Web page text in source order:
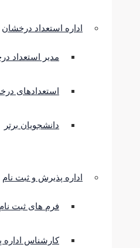
اداره استعداد درخشان
مدیر استعداد
استعدادهای
دانشجویان برتر
اداره پذیرش و ثبت نام
فرم های ثبت نام
کارشناس اداره